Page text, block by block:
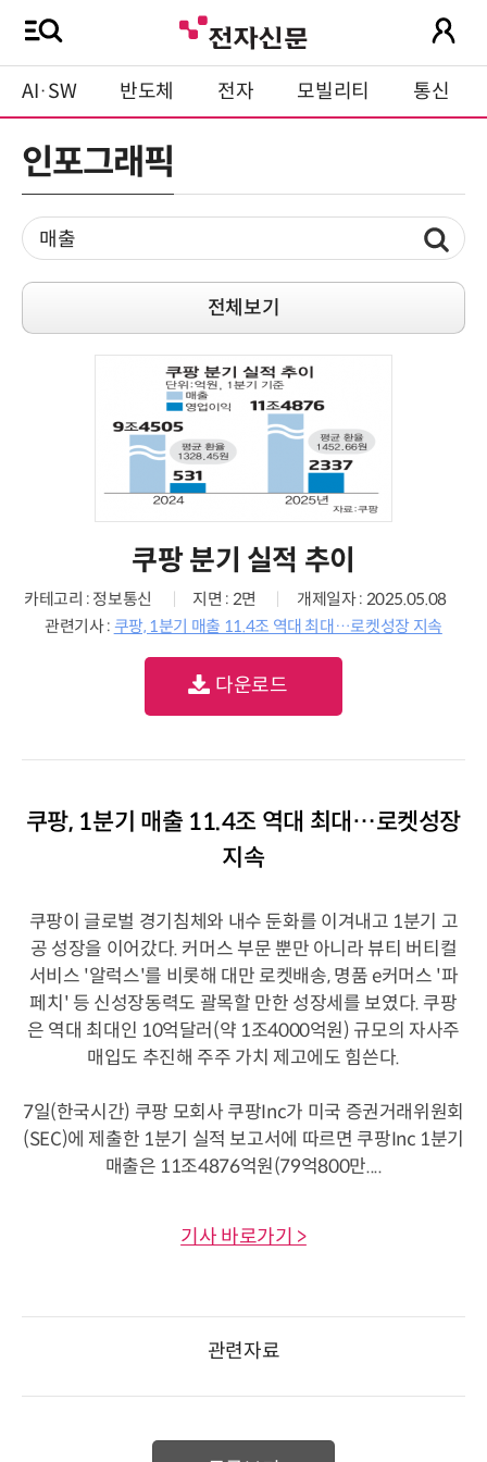
AI·SW 반도체 전자 모빌리티 통신
인포그래픽
전체보기
쿠팡 분기 실적 추이
카테고리 : 정보통신 지면 : 2면
개제일자 : 2025.05.08
관련기사 : 쿠팡, 1분기 매출 11.4조 역대 최대…로켓성장 지속
다운로드
쿠팡, 1분기 매출 11.4조 역대 최대…로켓성장
지속
쿠팡이 글로벌 경기침체와 내수 둔화를 이겨내고 1분기 고
공 성장을 이어갔다. 커머스 부문 뿐만 아니라 뷰티 버티컬
서비스 '알럭스'를 비롯해 대만 로켓배송, 명품 e커머스 '파
페치' 등 신성장동력도 괄목할 만한 성장세를 보였다. 쿠팡
은 역대 최대인 10억달러(약 1조4000억원) 규모의 자사주
매입도 추진해 주주 가치 제고에도 힘쓴다.
7일(한국시간) 쿠팡 모회사 쿠팡Inc가 미국 증권거래위원회
(SEC)에 제출한 1분기 실적 보고서에 따르면 쿠팡Inc 1분기
매출은 11조4876억원(79억800만....
기사 바로가기 >
관련자료